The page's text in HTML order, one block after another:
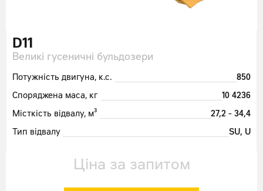
D11
Великі гусеничні бульдозери
Потужність двигуна, к.с. 850
Споряджена маса, кг 10 4236
Місткість відвалу, м³ 27,2 - 34,4
Тип відвалу SU, U
Ціна за запитом